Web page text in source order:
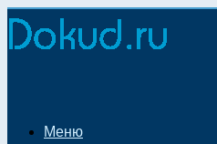
Меню